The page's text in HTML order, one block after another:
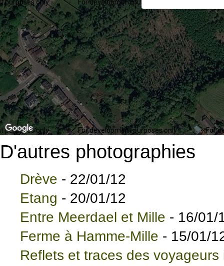
For development purposes only
For development purposes only For
purposes only
purposes only
D'autres photographies
Drève - 22/01/12
Etang - 20/01/12
Entre Meerdael et Mille - 16/01/
Ferme à Hamme-Mille - 15/01/
Reflets et traces des voyageurs